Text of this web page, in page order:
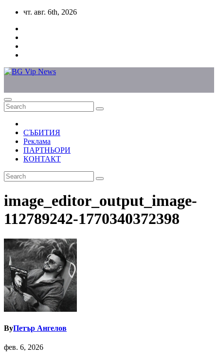
Skip
content
чт. авг. 6th, 2026
СЪБИТИЯ
Реклама
ПАРТНЬОРИ
КОНТАКТ
image_editor_output_image-
112789242-1770340372398
ByПетър Ангелов
фев. 6, 2026